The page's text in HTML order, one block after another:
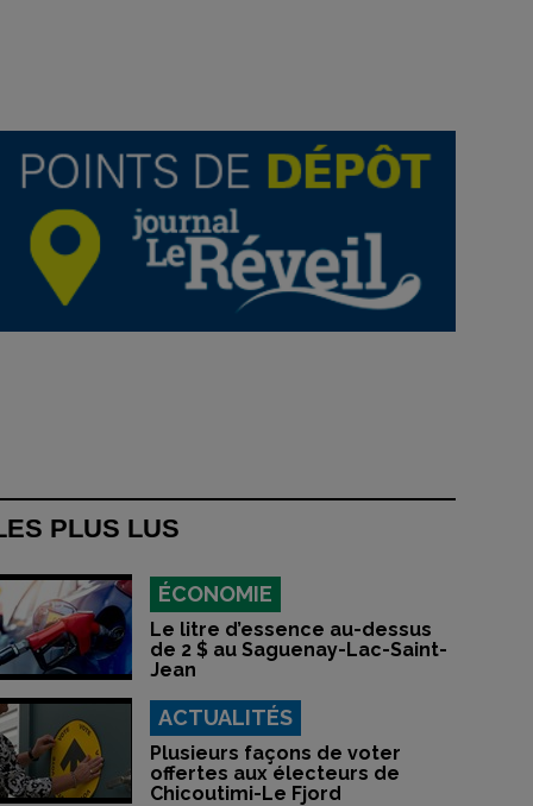
PLUS LUS
ÉCONOMIE
Le litre d’essence au-dessus
de 2 $ au Saguenay-Lac-Saint-
Jean
ACTUALITÉS
Plusieurs façons de voter
offertes aux électeurs de
Chicoutimi-Le Fjord